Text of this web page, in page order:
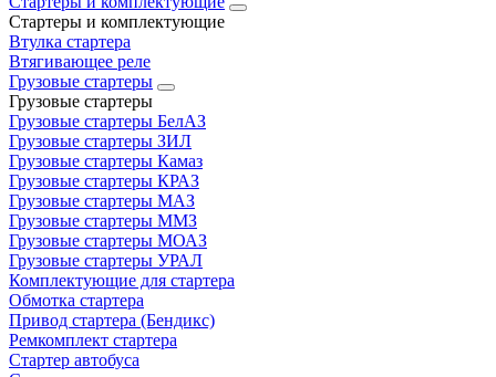
Стартеры и комплектующие
Втулка стартера
Втягивающее реле
Грузовые стартеры
Грузовые стартеры
Грузовые стартеры БелАЗ
Грузовые стартеры ЗИЛ
Грузовые стартеры Камаз
Грузовые стартеры КРАЗ
Грузовые стартеры МАЗ
Грузовые стартеры ММЗ
Грузовые стартеры МОАЗ
Грузовые стартеры УРАЛ
Комплектующие для стартера
Обмотка стартера
Привод стартера (Бендикс)
Ремкомплект стартера
Стартер автобуса